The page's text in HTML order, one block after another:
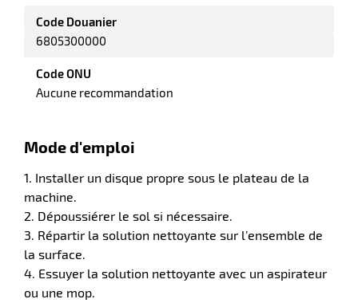
Code Douanier
6805300000
Code ONU
Aucune recommandation
Mode d'emploi
1. Installer un disque propre sous le plateau de la
machine.
2. Dépoussiérer le sol si nécessaire.
3. Répartir la solution nettoyante sur l’ensemble de
la surface.
4. Essuyer la solution nettoyante avec un aspirateur
ou une mop.